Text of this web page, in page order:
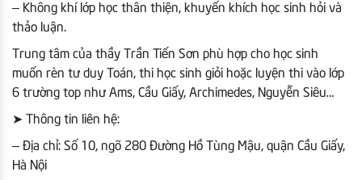
– Không khí lớp học thân thiện, khuyến khích học sinh hỏi và
thảo luận.
Trung tâm của thầy Trần Tiến Sơn phù hợp cho học sinh
muốn rèn tư duy Toán, thi học sinh giỏi hoặc luyện thi vào lớp
6 trường top như Ams, Cầu Giấy, Archimedes, Nguyễn Siêu…
➤ Thông tin liên hệ:
– Địa chỉ: Số 10, ngõ 280 Đường Hồ Tùng Mậu, quận Cầu Giấy,
Hà Nội